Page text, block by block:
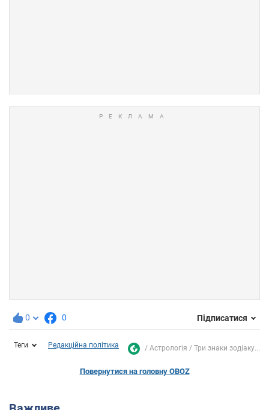
0 0 Підписатися
Теги Редакційна політика Астрологія Три знаки зодіаку...
Повернутися на головну OBOZ